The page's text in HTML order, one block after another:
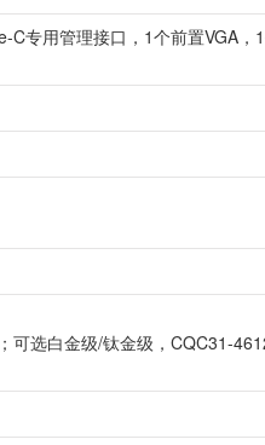
专用管理接口，1个前置VGA，
可选白金级/钛金级，CQC31-